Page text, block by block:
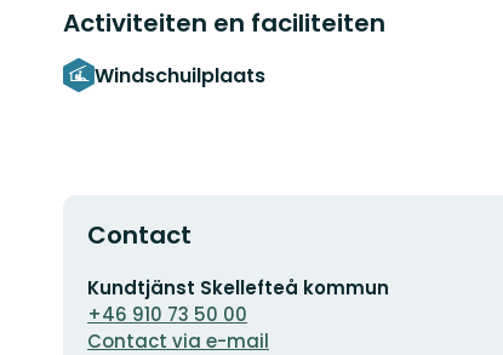
Activiteiten en faciliteiten
Windschuilplaats
Contact
E-
mailadres
Kundtjänst Skellefteå kommun
+46 910 73 50 00
Contact via e-mail